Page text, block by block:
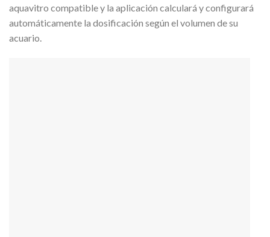
aquavitro compatible y la aplicación calculará y configurará
automáticamente la dosificación según el volumen de su
acuario.